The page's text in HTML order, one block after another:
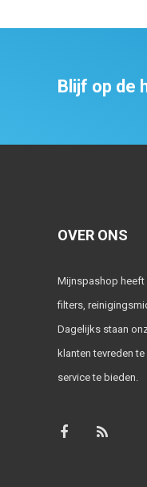
Blijf op de
OVER ONS
Mijnspashop
filters,
Dagelijks staan
klanten tevreden
service te bieden.